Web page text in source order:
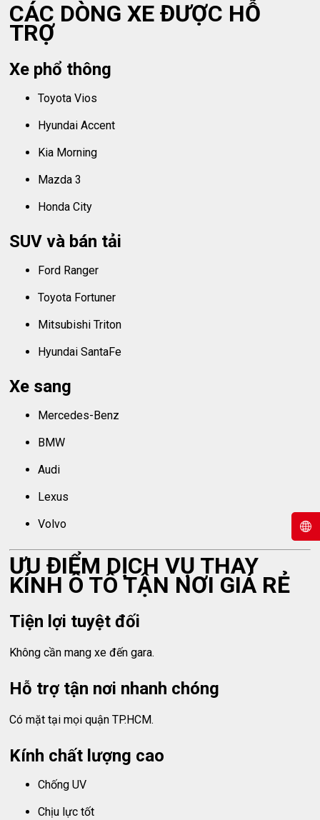
CÁC DÒNG XE ĐƯỢC HỖ
TRỢ
Xe phổ thông
Toyota Vios
Hyundai Accent
Kia Morning
Mazda 3
Honda City
SUV và bán tải
Ford Ranger
Toyota Fortuner
Mitsubishi Triton
Hyundai SantaFe
Xe sang
Mercedes-Benz
BMW
Audi
Lexus
Volvo
ƯU ĐIỂM DỊCH VỤ THAY
KÍNH Ô TÔ TẬN NƠI GIÁ RẺ
Tiện lợi tuyệt đối
Không cần mang xe đến gara.
Hỗ trợ tận nơi nhanh chóng
Có mặt tại mọi quận TP.HCM.
Kính chất lượng cao
Chống UV
Chịu lực tốt